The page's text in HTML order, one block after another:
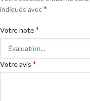
indiqués avec*
Votre note*
Votre avis *